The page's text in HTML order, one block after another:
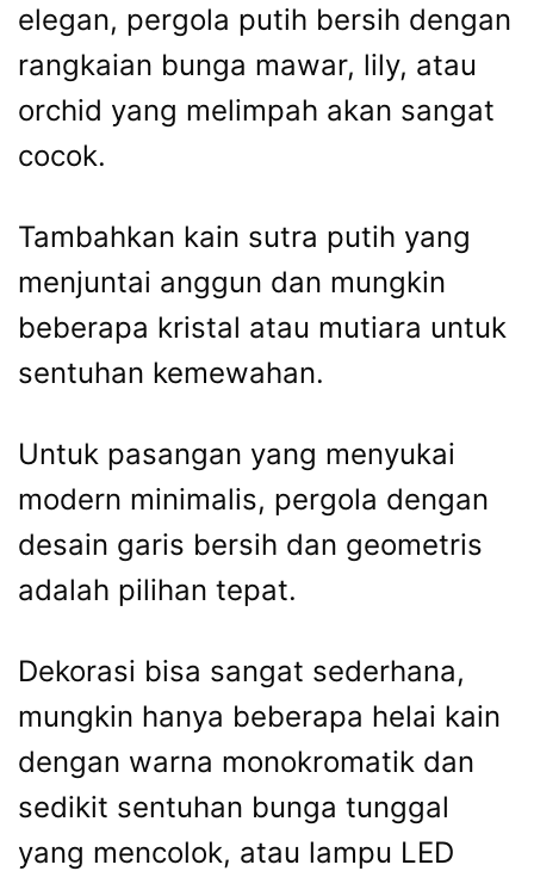
elegan, pergola putih bersih dengan
rangkaian bunga mawar, lily, atau
orchid yang melimpah akan sangat
cocok.
Tambahkan kain sutra putih yang
menjuntai anggun dan mungkin
beberapa kristal atau mutiara untuk
sentuhan kemewahan.
Untuk pasangan yang menyukai
modern minimalis, pergola dengan
desain garis bersih dan geometris
adalah pilihan tepat.
Dekorasi bisa sangat sederhana,
mungkin hanya beberapa helai kain
dengan warna monokromatik dan
sedikit sentuhan bunga tunggal
yang mencolok, atau lampu LED